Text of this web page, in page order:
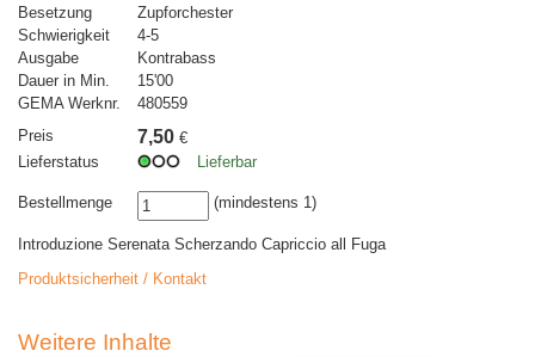
Besetzung
Zupforchester
Schwierigkeit
4-5
Ausgabe
Kontrabass
Dauer in Min.
15'00
GEMA Werknr.
480559
Preis
7,50 €
Lieferstatus
Lieferbar
Bestellmenge (mindestens 1)
Introduzione Serenata Scherzando Capriccio all Fuga
Produktsicherheit / Kontakt
Weitere Inhalte